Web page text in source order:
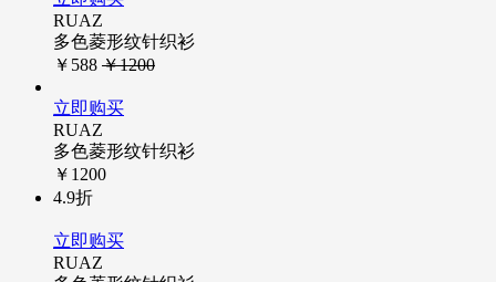
RUAZ
多色菱形纹针织衫
￥588 ￥1200
立即购买
RUAZ
多色菱形纹针织衫
￥1200
4.9折
立即购买
RUAZ